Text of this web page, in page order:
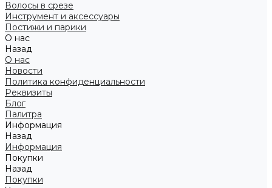
Волосы в срезе
Инструмент и аксессуары
Постижи и парики
О нас
Назад
О нас
Новости
Политика конфиденциальности
Реквизиты
Блог
Палитра
Информация
Назад
Информация
Покупки
Назад
Покупки